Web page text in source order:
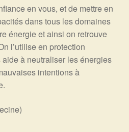
en vous, et de mettre en
dans tous les domaines
énergie et ainsi on retrouve
l’utilise en protection
à neutraliser les énergies
intentions à